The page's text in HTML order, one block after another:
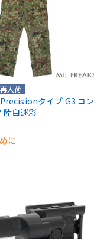
再入荷
タイプ G3 コン
陸自迷彩
に